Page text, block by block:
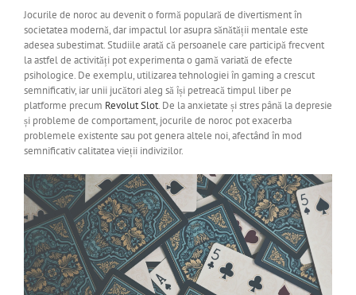
Jocurile de noroc au devenit o formă populară de divertisment în
societatea modernă, dar impactul lor asupra sănătății mentale este
adesea subestimat. Studiile arată că persoanele care participă frecvent
la astfel de activități pot experimenta o gamă variată de efecte
psihologice. De exemplu, utilizarea tehnologiei în gaming a crescut
semnificativ, iar unii jucători aleg să își petreacă timpul liber pe
platforme precum Revolut Slot. De la anxietate și stres până la depresie
și probleme de comportament, jocurile de noroc pot exacerba
problemele existente sau pot genera altele noi, afectând în mod
semnificativ calitatea vieții indivizilor.